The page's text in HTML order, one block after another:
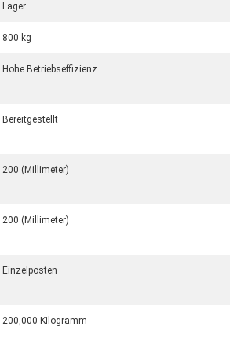
Lager
800 kg
Hohe Betriebseffizienz
Bereitgestellt
200 (Millimeter)
200 (Millimeter)
Einzelposten
200,000 Kilogramm